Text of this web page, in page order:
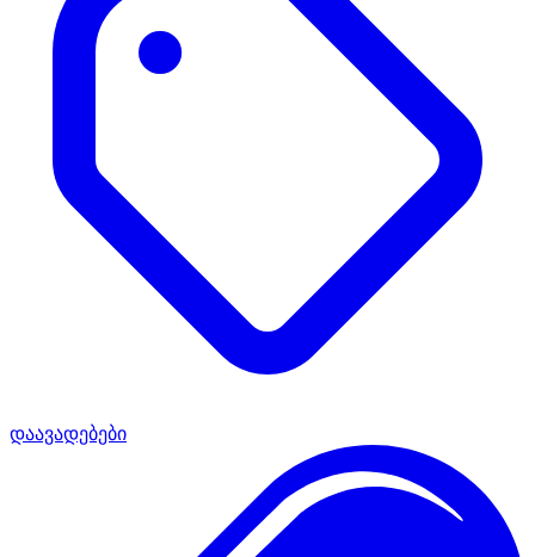
დაავადებები